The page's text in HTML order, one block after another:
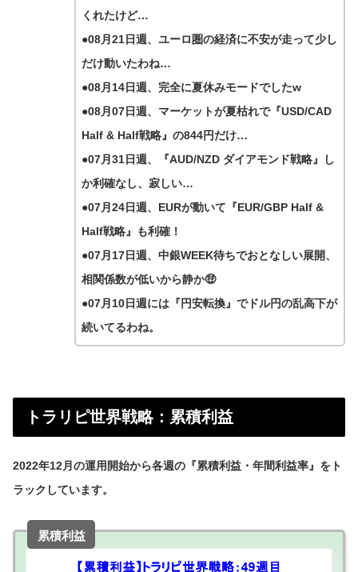
くれたけど…
●08月21日週、ユーロ圏の経済に不安が走って少し
だけ動いたわね…
●08月14日週、完全に夏休みモードでしたw
●08月07日週、マーケットが夏枯れで『USD/CAD
Half & Half戦略』の844円だけ…
●07月31日週、『AUD/NZD ダイアモンド戦略』し
か利確なし、寂しい…
●07月24日週、EURが動いて『EUR/GBP Half &
Half戦略』も利確！
●07月17日週、中銀WEEK待ちでおとなしい展開、
相関係数が低いから静か🤑
●07月10日週には『円安転換』でドル円の乱高下が
続いてるわね。
トラリピ世界戦略：累積利益
2022年12月の運用開始から各週の『累積利益・年間利益率』をト
ラックしています。
累積利益